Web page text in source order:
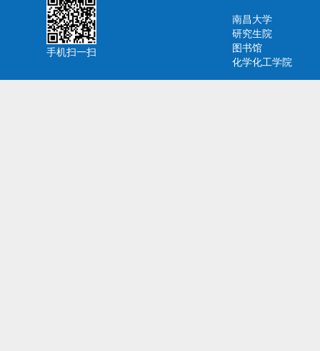
手机扫一扫
南昌大学
研究生院
图书馆
化学化工学院